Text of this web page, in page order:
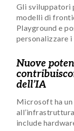
Gli sviluppatori
modelli di
Playground e
personalizzare
Nuove
dell’IA
Microsoft ha
include